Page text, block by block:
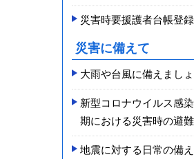
災害時要援護者台帳登
災害に備えて
大雨や台風に備えましょ
新型コロナ­ウイルス感­
期­における災­害時の避難­
地震に対する日常の備え